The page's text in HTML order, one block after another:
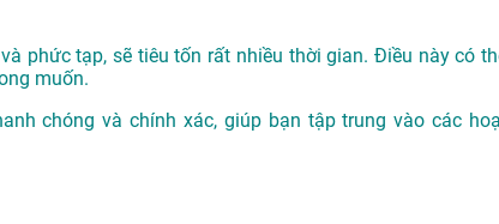
phức tạp, sẽ tiêu tốn rất nhiều thời gian. Điều này có
muốn.
chóng và chính xác, giúp bạn tập trung vào các